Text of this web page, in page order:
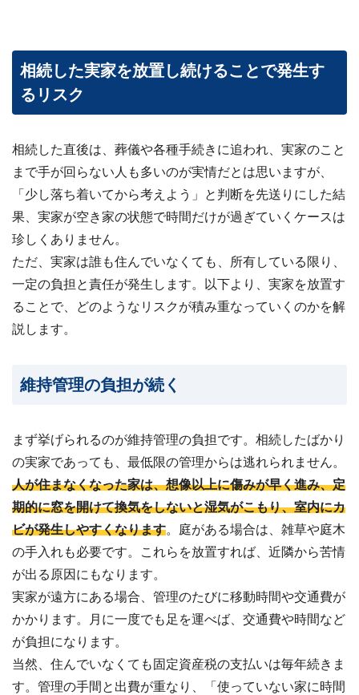
相続した実家を放置し続けることで発生す
るリスク
相続した直後は、葬儀や各種手続きに追われ、実家のこと
まで手が回らない人も多いのが実情だとは思いますが、
「少し落ち着いてから考えよう」と判断を先送りにした結
果、実家が空き家の状態で時間だけが過ぎていくケースは
珍しくありません。
ただ、実家は誰も住んでいなくても、所有している限り、
一定の負担と責任が発生します。以下より、実家を放置す
ることで、どのようなリスクが積み重なっていくのかを解
説します。
維持管理の負担が続く
まず挙げられるのが維持管理の負担です。相続したばかり
の実家であっても、最低限の管理からは逃れられません。
人が住まなくなった家は、想像以上に傷みが早く進み、定
期的に窓を開けて換気をしないと湿気がこもり、室内にカ
ビが発生しやすくなります。庭がある場合は、雑草や庭木
の手入れも必要です。これらを放置すれば、近隣から苦情
が出る原因にもなります。
実家が遠方にある場合、管理のたびに移動時間や交通費が
かかります。月に一度でも足を運べば、交通費や時間など
が負担になります。
当然、住んでいなくても固定資産税の支払いは毎年続きま
す。管理の手間と出費が重なり、「使っていない家に時間